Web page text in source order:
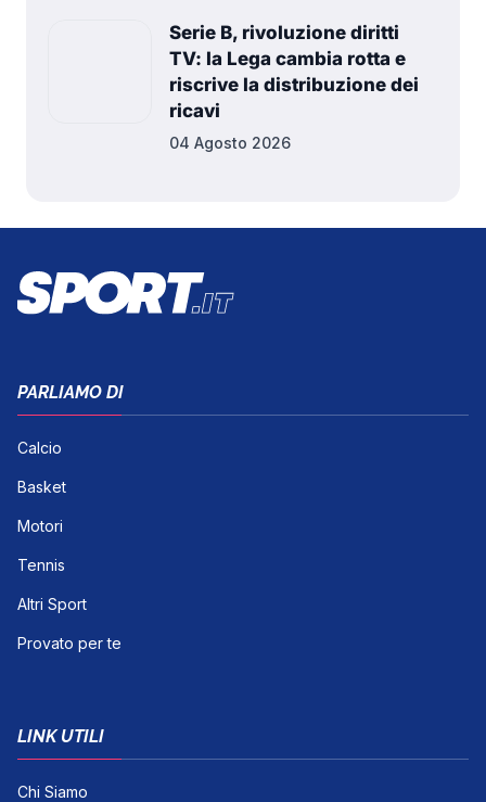
Serie B, rivoluzione diritti
TV: la Lega cambia rotta e
riscrive la distribuzione dei
ricavi
04 Agosto 2026
PARLIAMO DI
Calcio
Basket
Motori
Tennis
Altri Sport
Provato per te
LINK UTILI
Chi Siamo